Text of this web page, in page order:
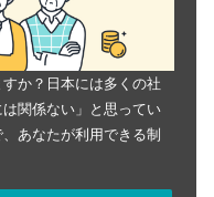
か？日本には多くの社
関係ない」と思ってい
あなたが利用できる制